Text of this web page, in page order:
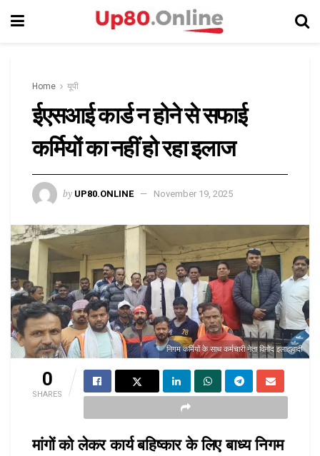
Home यूपी
ईएसआई कार्ड न होने से सफाई
कर्मियों का नहीं हो रहा इलाज
by UP80.ONLINE November 19, 2025
निगम कर्मियों के साथ कर्मचारी नेता विनोद इलाहाबादी
0
SHARES
मांगों को लेकर कार्य बहिष्कार के लिए बाध्य निगम